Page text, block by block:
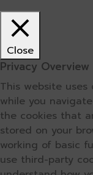
Close
Privacy Overview
This website
while you
the cookies that
stored on your
working of basic
use third-party